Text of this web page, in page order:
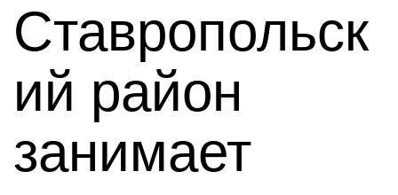
Ставропольск
ий район
занимает